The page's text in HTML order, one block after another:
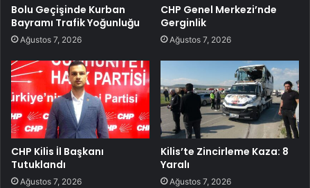
Bolu Geçişinde Kurban
Bayramı Trafik Yoğunluğu
Ağustos 7, 2026
CHP Genel Merkezi’nde
Gerginlik
Ağustos 7, 2026
CHP Kilis İl Başkanı
Tutuklandı
Ağustos 7, 2026
Kilis’te Zincirleme Kaza: 8
Yaralı
Ağustos 7, 2026